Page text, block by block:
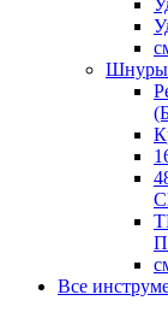
Шнуры
Все